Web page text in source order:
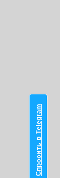
Спросить в Telegram